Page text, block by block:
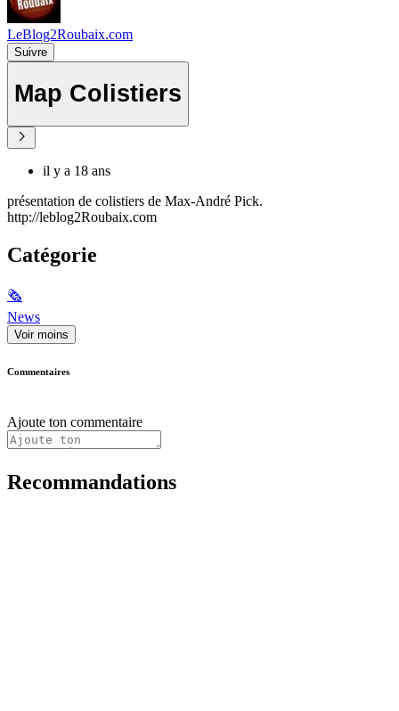
LeBlog2Roubaix.com
Suivre
Map Colistiers
il y a 18 ans
présentation de colistiers de Max-André Pick.
http://leblog2Roubaix.com
Catégorie
🗞
News
Voir moins
Commentaires
Ajoute ton commentaire
Recommandations